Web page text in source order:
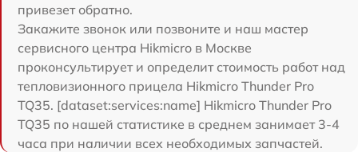
привезет обратно.
Закажите звонок или позвоните и наш мастер
сервисного центра Hikmicro в Москве
проконсультирует и определит стоимость работ над
тепловизионного прицела Hikmicro Thunder Pro
TQ35. [dataset:services:name] Hikmicro Thunder Pro
TQ35 по нашей статистике в среднем занимает 3-4
часа при наличии всех необходимых запчастей.